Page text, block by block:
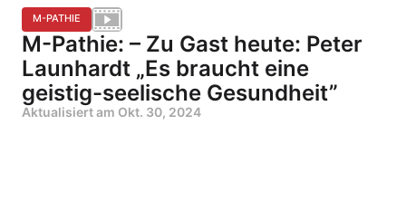
M-PATHIE
M-Pathie: – Zu Gast heute: Peter
Launhardt „Es braucht eine
geistig-seelische Gesundheit”
Aktualisiert am Okt. 30, 2024